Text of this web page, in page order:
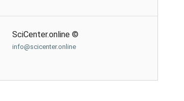
SciCenter.online ©
info@scicenter.online